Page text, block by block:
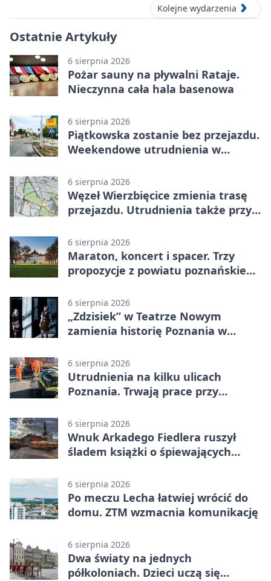
Kolejne wydarzenia
Ostatnie Artykuły
6 sierpnia 2026
Pożar sauny na pływalni Rataje.
Nieczynna cała hala basenowa
6 sierpnia 2026
Piątkowska zostanie bez przejazdu.
Weekendowe utrudnienia w
6 sierpnia 2026
Węzeł Wierzbięcice zmienia trasę
przejazdu. Utrudnienia także przy
6 sierpnia 2026
Maraton, koncert i spacer. Trzy
propozycje z powiatu poznańskiego
6 sierpnia 2026
„Zdzisiek” w Teatrze Nowym
zamienia historię Poznania w
6 sierpnia 2026
Utrudnienia na kilku ulicach
Poznania. Trwają prace przy
6 sierpnia 2026
Wnuk Arkadego Fiedlera ruszył
śladem książki o śpiewających
6 sierpnia 2026
Po meczu Lecha łatwiej wrócić do
domu. ZTM wzmacnia komunikację
6 sierpnia 2026
Dwa światy na jednych
półkoloniach. Dzieci uczą się